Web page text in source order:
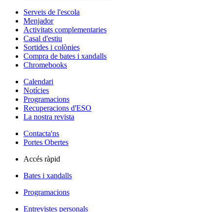
Serveis de l'escola
Menjador
Activitats complementaries
Casal d'estiu
Sortides i colònies
Compra de bates i xandalls
Chromebooks
Calendari
Notícies
Programacions
Recuperacions d'ESO
La nostra revista
Contacta'ns
Portes Obertes
Accés ràpid
Bates i xandalls
Programacions
Entrevistes personals